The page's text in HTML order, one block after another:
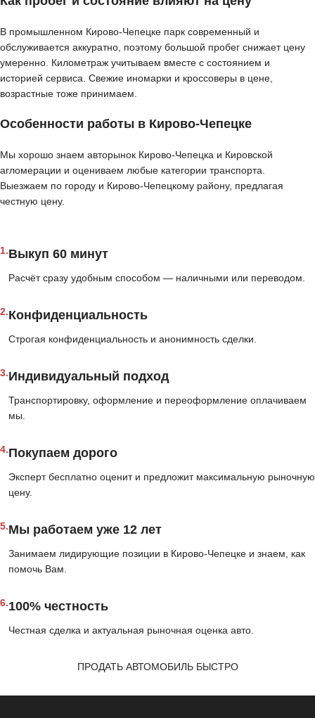
В промышленном Кирово-Чепецке парк современный и
обслуживается аккуратно, поэтому большой пробег снижает цену
умеренно. Километраж учитываем вместе с состоянием и
историей сервиса. Свежие иномарки и кроссоверы в цене,
возрастные тоже принимаем.
Особенности работы в Кирово-Чепецке
Мы хорошо знаем авторынок Кирово-Чепецка и Кировской
агломерации и оцениваем любые категории транспорта.
Выезжаем по городу и Кирово-Чепецкому району, предлагая
честную цену.
1.Выкуп 60 минут
Расчёт сразу удобным способом — наличными или переводом.
2.Конфиденциальность
Строгая конфиденциальность и анонимность сделки.
3.Индивидуальный подход
Транспортировку, оформление и переоформление оплачиваем
мы.
4.Покупаем дорого
Эксперт бесплатно оценит и предложит максимальную рыночную
цену.
5.Мы работаем уже 12 лет
Занимаем лидирующие позиции в Кирово-Чепецке и знаем, как
помочь Вам.
6.100% честность
Честная сделка и актуальная рыночная оценка авто.
ПРОДАТЬ АВТОМОБИЛЬ БЫСТРО